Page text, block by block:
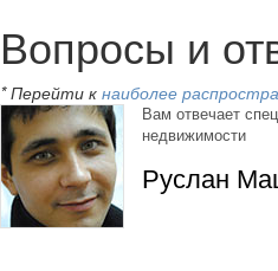
Вопросы и
* Перейти к наиболее
Вам отвечает
недвижимости
Руслан